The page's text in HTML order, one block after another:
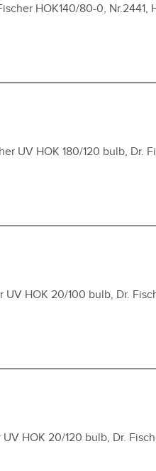
HOK140/80-0, Nr.2441,
UV HOK 180/120 bulb, Dr.
HOK 20/100 bulb, Dr.
HOK 20/120 bulb, Dr.